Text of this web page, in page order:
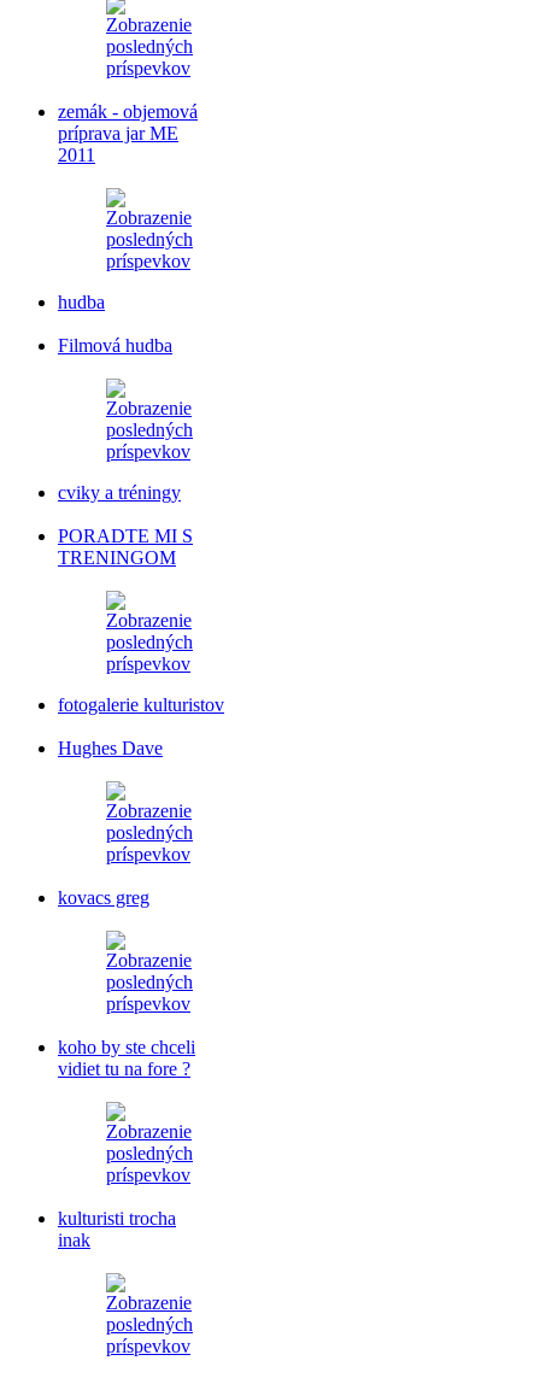
zemák - objemová
príprava jar ME
2011
hudba
Filmová hudba
cviky a tréningy
PORADTE MI S
TRENINGOM
fotogalerie kulturistov
Hughes Dave
kovacs greg
koho by ste chceli
vidiet tu na fore ?
kulturisti trocha
inak